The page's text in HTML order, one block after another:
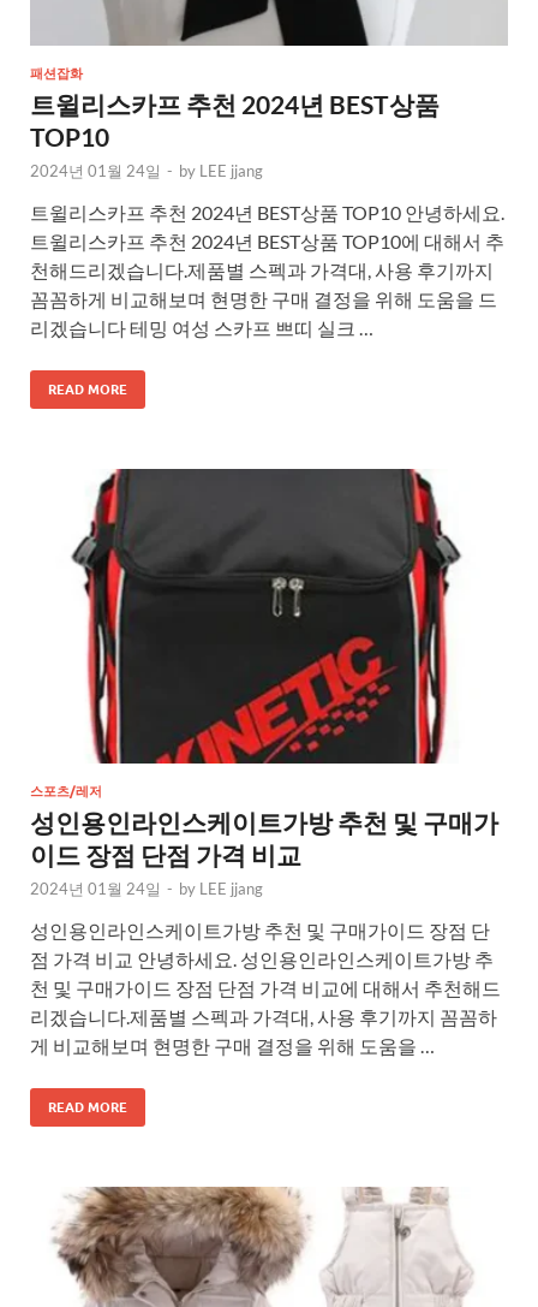
패션잡화
트윌리스카프 추천 2024년 BEST상품
TOP10
2024년 01월 24일 - by LEE jjang
트윌리스카프 추천 2024년 BEST상품 TOP10 안녕하세요.
트윌리스카프 추천 2024년 BEST상품 TOP10에 대해서 추
천해드리겠습니다.제품별 스펙과 가격대, 사용 후기까지
꼼꼼하게 비교해보며 현명한 구매 결정을 위해 도움을 드
리겠습니다 테밍 여성 스카프 쁘띠 실크 …
READ MORE
스포츠/레저
성인용인라인스케이트가방 추천 및 구매가
이드 장점 단점 가격 비교
2024년 01월 24일 - by LEE jjang
성인용인라인스케이트가방 추천 및 구매가이드 장점 단
점 가격 비교 안녕하세요. 성인용인라인스케이트가방 추
천 및 구매가이드 장점 단점 가격 비교에 대해서 추천해드
리겠습니다.제품별 스펙과 가격대, 사용 후기까지 꼼꼼하
게 비교해보며 현명한 구매 결정을 위해 도움을 …
READ MORE